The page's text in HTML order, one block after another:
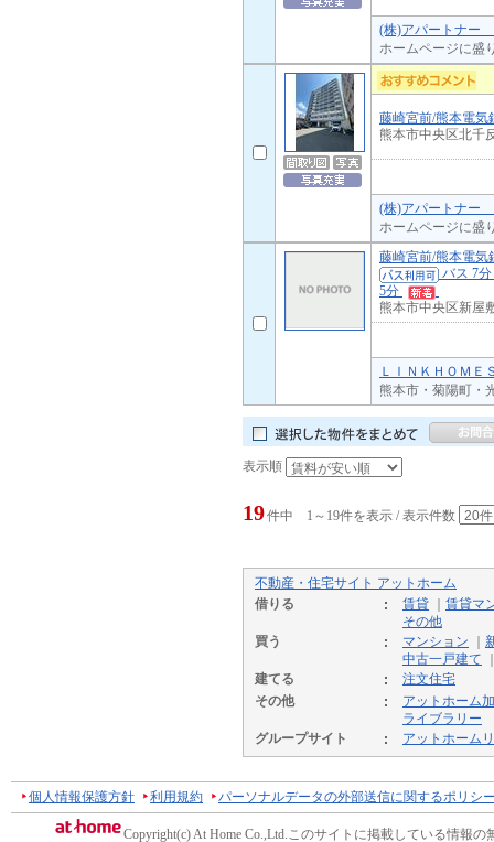
(株)アパートナー
ホームページに盛
藤崎宮前/熊本電気
熊本市中央区北千
(株)アパートナー
ホームページに盛
藤崎宮前/熊本電気
バス 7
5分
熊本市中央区新屋
ＬＩＮＫＨＯＭ
熊本市・菊陽町・
表示順
19件中 1～19件を表示 / 表示件数
不動産・住宅サイト アットホーム
借りる
賃貸
賃貸マ
その他
買う
マンション
中古一戸建て
建てる
注文住宅
その他
アットホーム
ライブラリー
グループサイト
アットホーム
個人情報保護方針 利用規約 パーソナルデータの外部送信に関するポリシ
Copyright(c) At Home Co.,Ltd.このサイトに掲載している情報の